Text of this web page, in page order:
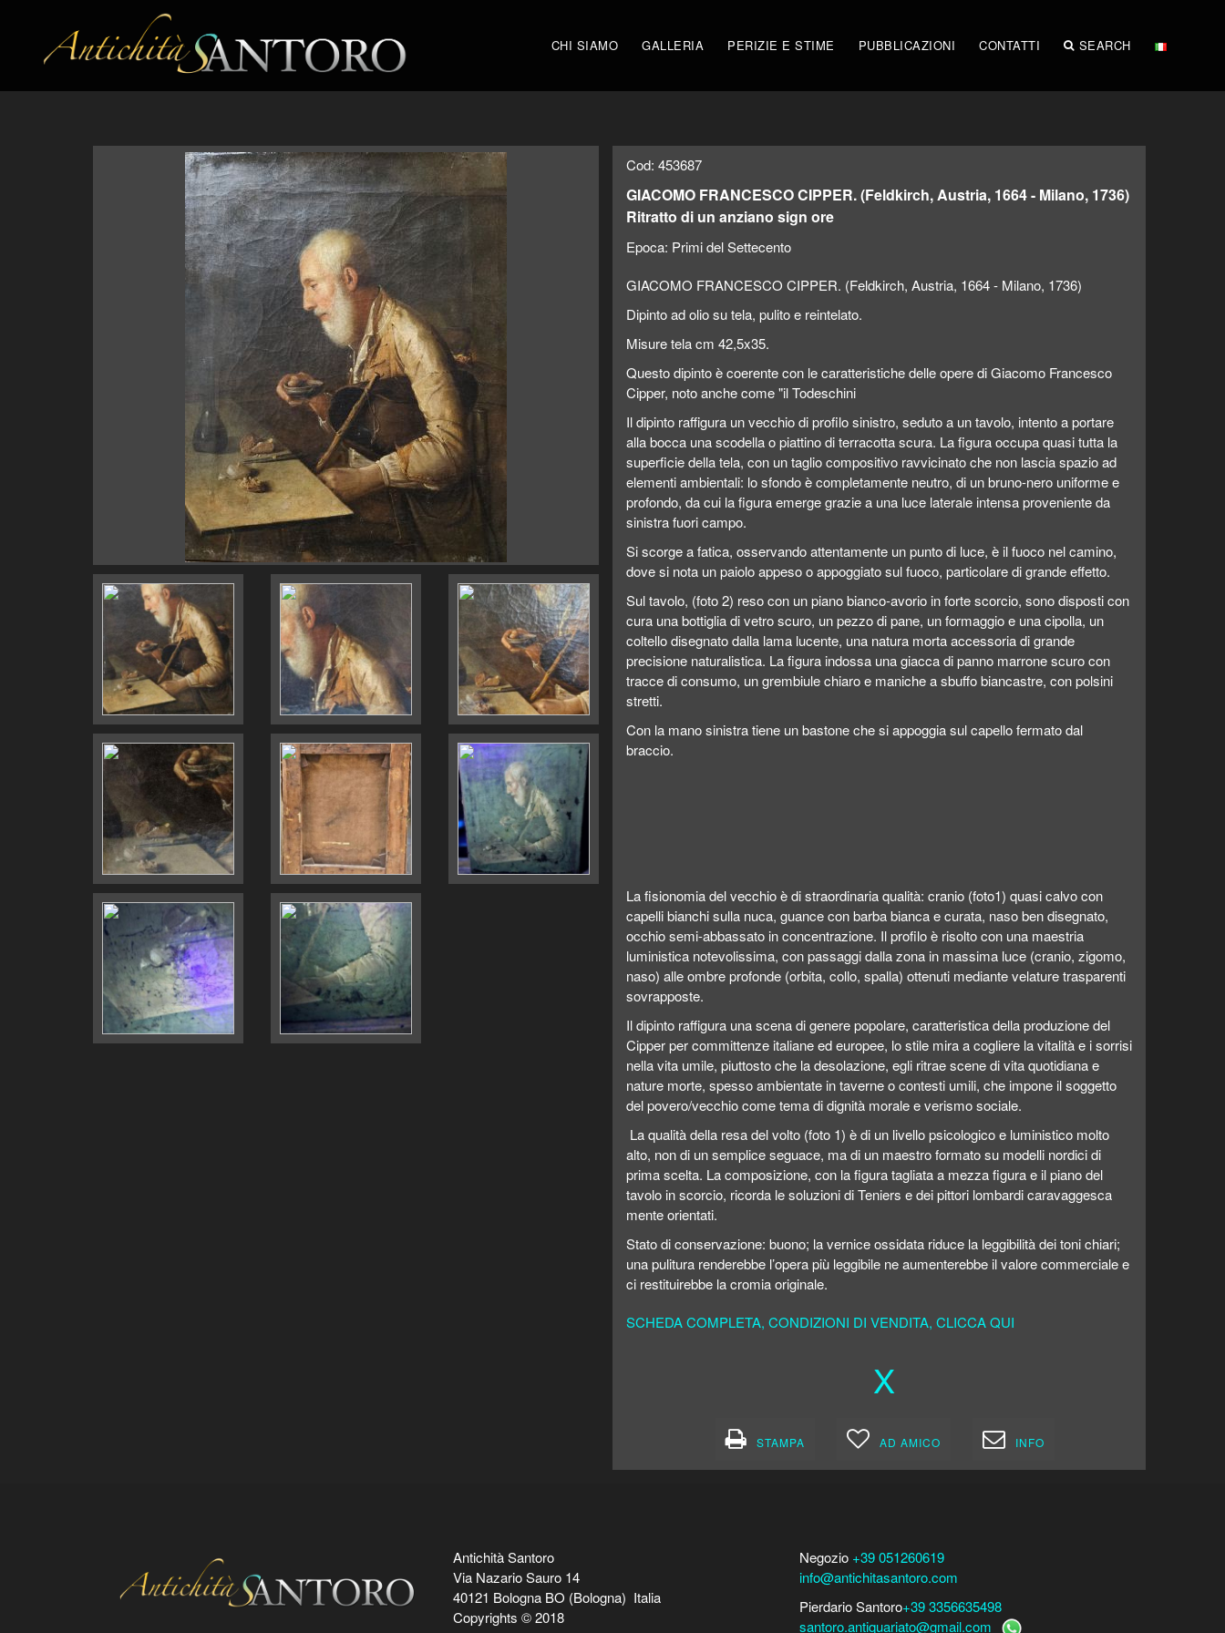
CHI SIAMO GALLERIA PERIZIE E STIME PUBBLICAZIONI CONTATTI SEARCH
Cod: 453687
GIACOMO FRANCESCO CIPPER. (Feldkirch, Austria, 1664 - Milano, 1736)
Ritratto di un anziano sign ore
Epoca: Primi del Settecento
GIACOMO FRANCESCO CIPPER. (Feldkirch, Austria, 1664 - Milano, 1736)
Dipinto ad olio su tela, pulito e reintelato.
Misure tela cm 42,5x35.
Questo dipinto è coerente con le caratteristiche delle opere di Giacomo Francesco
Cipper, noto anche come "il Todeschini
Il dipinto raffigura un vecchio di profilo sinistro, seduto a un tavolo, intento a portare
alla bocca una scodella o piattino di terracotta scura. La figura occupa quasi tutta la
superficie della tela, con un taglio compositivo ravvicinato che non lascia spazio ad
elementi ambientali: lo sfondo è completamente neutro, di un bruno-nero uniforme e
profondo, da cui la figura emerge grazie a una luce laterale intensa proveniente da
sinistra fuori campo.
Si scorge a fatica, osservando attentamente un punto di luce, è il fuoco nel camino,
dove si nota un paiolo appeso o appoggiato sul fuoco, particolare di grande effetto.
Sul tavolo, (foto 2) reso con un piano bianco-avorio in forte scorcio, sono disposti con
cura una bottiglia di vetro scuro, un pezzo di pane, un formaggio e una cipolla, un
coltello disegnato dalla lama lucente, una natura morta accessoria di grande
precisione naturalistica. La figura indossa una giacca di panno marrone scuro con
tracce di consumo, un grembiule chiaro e maniche a sbuffo biancastre, con polsini
stretti.
Con la mano sinistra tiene un bastone che si appoggia sul capello fermato dal
braccio.
La fisionomia del vecchio è di straordinaria qualità: cranio (foto1) quasi calvo con
capelli bianchi sulla nuca, guance con barba bianca e curata, naso ben disegnato,
occhio semi-abbassato in concentrazione. Il profilo è risolto con una maestria
luministica notevolissima, con passaggi dalla zona in massima luce (cranio, zigomo,
naso) alle ombre profonde (orbita, collo, spalla) ottenuti mediante velature trasparenti
sovrapposte.
Il dipinto raffigura una scena di genere popolare, caratteristica della produzione del
Cipper per committenze italiane ed europee, lo stile mira a cogliere la vitalità e i sorrisi
nella vita umile, piuttosto che la desolazione, egli ritrae scene di vita quotidiana e
nature morte, spesso ambientate in taverne o contesti umili, che impone il soggetto
del povero/vecchio come tema di dignità morale e verismo sociale.
La qualità della resa del volto (foto 1) è di un livello psicologico e luministico molto
alto, non di un semplice seguace, ma di un maestro formato su modelli nordici di
prima scelta. La composizione, con la figura tagliata a mezza figura e il piano del
tavolo in scorcio, ricorda le soluzioni di Teniers e dei pittori lombardi caravaggesca
mente orientati.
Stato di conservazione: buono; la vernice ossidata riduce la leggibilità dei toni chiari;
una pulitura renderebbe l’opera più leggibile ne aumenterebbe il valore commerciale e
ci restituirebbe la cromia originale.
SCHEDA COMPLETA, CONDIZIONI DI VENDITA, CLICCA QUI
X
STAMPA AD AMICO INFO
Antichità Santoro
Via Nazario Sauro 14
40121 Bologna BO (Bologna) Italia
Copyrights © 2018
Negozio +39 051260619
info@antichitasantoro.com
Pierdario Santoro+39 3356635498
santoro.antiquariato@gmail.com